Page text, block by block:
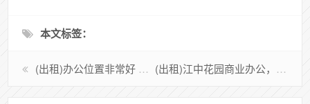
本文标签：
(出租)办公位置非常好 出入方便 急租 (出租)江中花园商业办公，住宿两用，房东急租